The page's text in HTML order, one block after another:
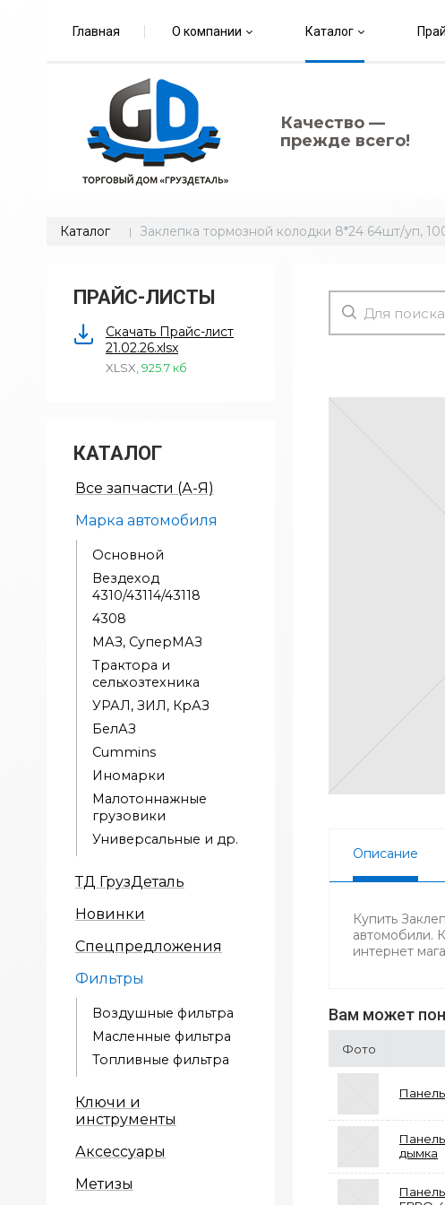
Главная О компании Каталог
Качество —
прежде всего!
Каталог Заклепка тормозной колодки 8*24 64шт/уп,
ПРАЙС-ЛИСТЫ
Скачать Прайс-лист
21.02.26.xlsx
XLSX 925.7 кб
КАТАЛОГ
Все запчасти (А-Я)
Марка автомобиля
Основной
Вездеход
4310/43114/43118
4308
МАЗ, СуперМАЗ
Трактора и
сельхозтехника
УРАЛ, ЗИЛ, КрАЗ
БелАЗ
Cummins
Иномарки
Малотоннажные
грузовики
Универсальные и др.
ТД ГрузДеталь
Новинки
Спецпредложения
Фильтры
Воздушные фильтра
Масленные фильтра
Топливные фильтра
Ключи и
инструменты
Аксессуары
Метизы
Описание
Купить
автомобили.
интернет
Вам может
Фото
дымка